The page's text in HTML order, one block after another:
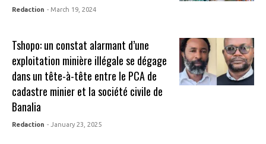
Redaction - March 19, 2024
Tshopo: un constat alarmant d’une
exploitation minière illégale se dégage
dans un tête-à-tête entre le PCA de
cadastre minier et la société civile de
Banalia
Redaction - January 23, 2025